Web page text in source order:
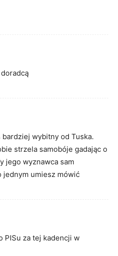
wybitny od Tuska.
strzela samobóje gadając o
jego wyznawca sam
jednym umiesz mówić
PISu za tej kadencji w